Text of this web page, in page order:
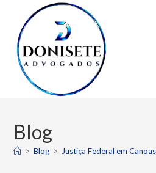
Blog
> Blog > Justiça Federal em